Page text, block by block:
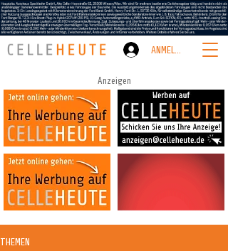
ANMELDEN
Anzeigen
THEMEN